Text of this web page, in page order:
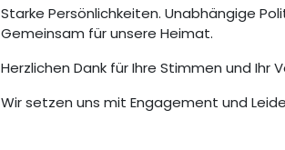
Starke Persönlichkeiten. Unabhängige
Gemeinsam für unsere Heimat.
Herzlichen Dank für Ihre Stimmen und Ihr
Wir setzen uns mit Engagement und